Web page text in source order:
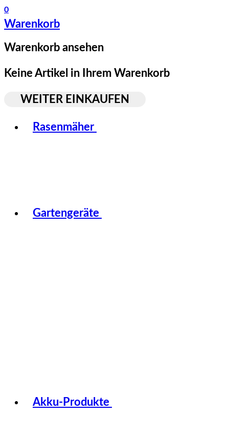
0
Warenkorb
Warenkorb ansehen
Keine Artikel in Ihrem Warenkorb
WEITER EINKAUFEN
Rasenmäher
Gartengeräte
Akku-Produkte